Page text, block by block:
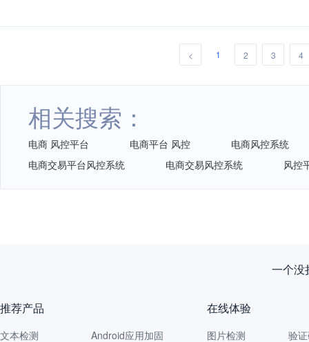
< 1 2 3 4
相关搜索：
电商 风控平台 电商平台 风控
电商风控系统
电商交易平台风控系统
电商交易风控系统 风控
一个没
推荐产品
文本检测
Android应用加固
在线体验
图片检测
验